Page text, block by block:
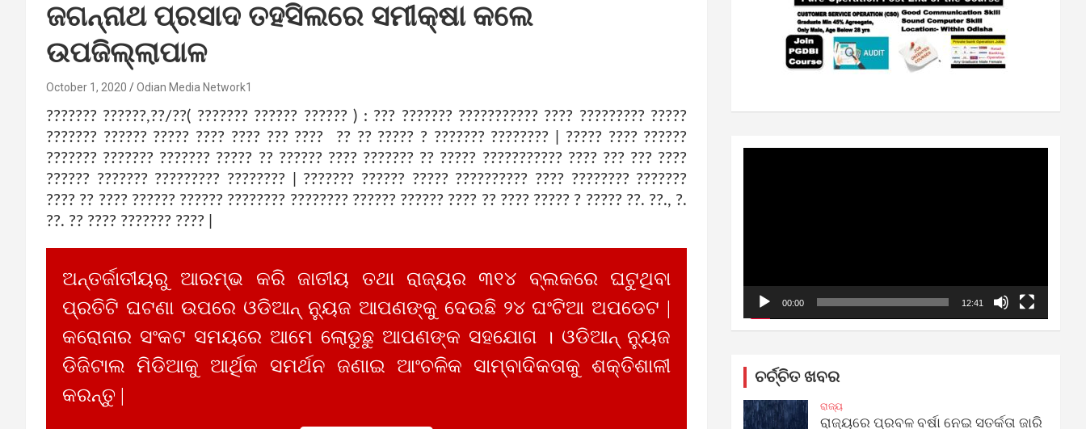
ଜଗନ୍ନାଥ ପ୍ରସାଦ ତହସିଲରେ ସମୀକ୍ଷା କଲେ
ଉପଜିଲ୍ଲାପାଳ
October 1, 2020 Odian Media Network1
??????? ??????,??/??( ??????? ?????? ?????? ) : ??? ??????? ??????????? ???? ????????? ?????
??????? ?????? ????? ???? ???? ??? ???? ?? ?? ????? ? ??????? ???????? | ????? ???? ??????
??????? ??????? ??????? ????? ?? ?????? ???? ??????? ?? ????? ??????????? ???? ??? ??? ????
?????? ??????? ????????? ???????? | ??????? ?????? ????? ?????????? ???? ???????? ???????
???? ?? ???? ?????? ?????? ???????? ???????? ?????? ?????? ???? ?? ???? ????? ? ????? ??. ??., ?.
??. ?? ???? ??????? ???? |
ଅନ୍ତର୍ଜାତୀୟରୁ ଆରମ୍ଭ କରି ଜାତୀୟ ତଥା ରାଜ୍ୟର ୩୧୪ ବ୍ଲକରେ ଘଟୁଥିବା
ପ୍ରତିଟି ଘଟଣା ଉପରେ ଓଡିଆନ୍ ନ୍ୟୁଜ ଆପଣଙ୍କୁ ଦେଉଛି ୨୪ ଘଂଟିଆ ଅପଡେଟ |
କରୋନାର ସଂକଟ ସମୟରେ ଆମେ ଲୋଡୁଛୁ ଆପଣଙ୍କ ସହଯୋଗ । ଓଡିଆନ୍ ନ୍ୟୁଜ
ଡିଜିଟାଲ ମିଡିଆକୁ ଆର୍ଥିକ ସମର୍ଥନ ଜଣାଇ ଆଂଚଳିକ ସାମ୍ବାଦିକତାକୁ ଶକ୍ତିଶାଳୀ
କରନ୍ତୁ |
00:00 12:41
ଚର୍ଚ୍ଚିତ ଖବର
ରାଜ୍ୟ
ରାଜ୍ୟରେ ପ୍ରବଳ ବର୍ଷା ନେଇ ସତର୍କତା ଜାରି